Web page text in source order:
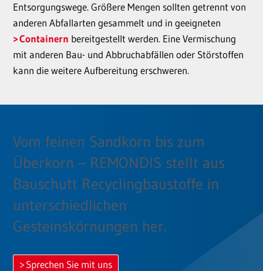
Entsorgungswege. Größere Mengen sollten getrennt von
anderen Abfallarten gesammelt und in geeigneten
Containern bereitgestellt werden. Eine Vermischung
mit anderen Bau- und Abbruchabfällen oder Störstoffen
kann die weitere Aufbereitung erschweren.
Vom feinen Sandkorn bis zum
Überkorn – REMONDIS stellt aus
Bauschutt Recyclingbaustoffe in
unterschiedlichen
Gesteinskörnungen her.
Sprechen Sie mit uns